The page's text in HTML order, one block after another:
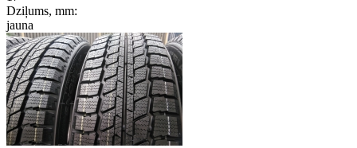
Dziļums, mm:
jauna